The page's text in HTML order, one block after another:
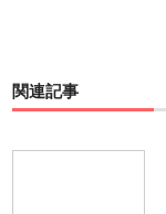
関連記事